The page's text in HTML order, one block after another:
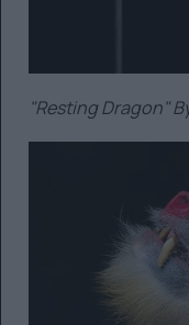
"Resting Dragon"